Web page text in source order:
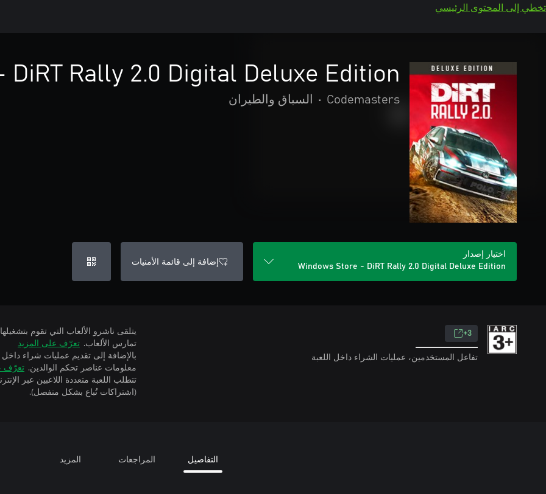
تخطي إلى المحتوى الرئيسي
Rally 2.0 Digital Deluxe Edition
Codemasters
• السباق والطيران
اختيار إصدار
Windows Store - DiRT Rally 2.0 Digital Deluxe Edition
إضافة إلى قائمة الأمنيات
3+
تفاعل المستخدمين، عمليات الشراء داخل اللعبة
تمارس الألعاب. تعرّف على المزيد
بالإضافة إلى تقديم عمليات شراء داخل
معلومات عناصر تحكم الوالدين. تعرّف
(اشتراكات تُباع بشكل منفصل).
التفاصيل المراجعات المزيد